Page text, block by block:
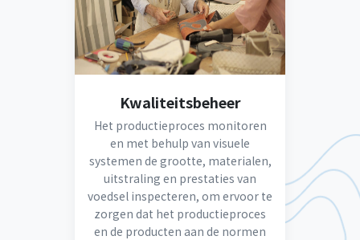
Kwaliteitsbeheer
Het productieproces monitoren
en met behulp van visuele
systemen de grootte, materialen,
uitstraling en prestaties van
voedsel inspecteren, om ervoor te
zorgen dat het productieproces
en de producten aan de normen